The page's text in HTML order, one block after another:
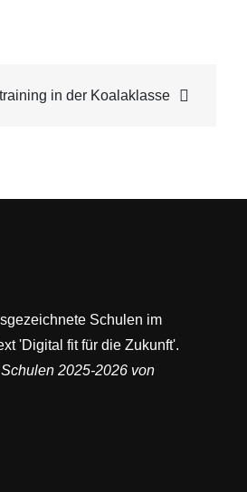
in der Koalaklasse
2025-2026 von